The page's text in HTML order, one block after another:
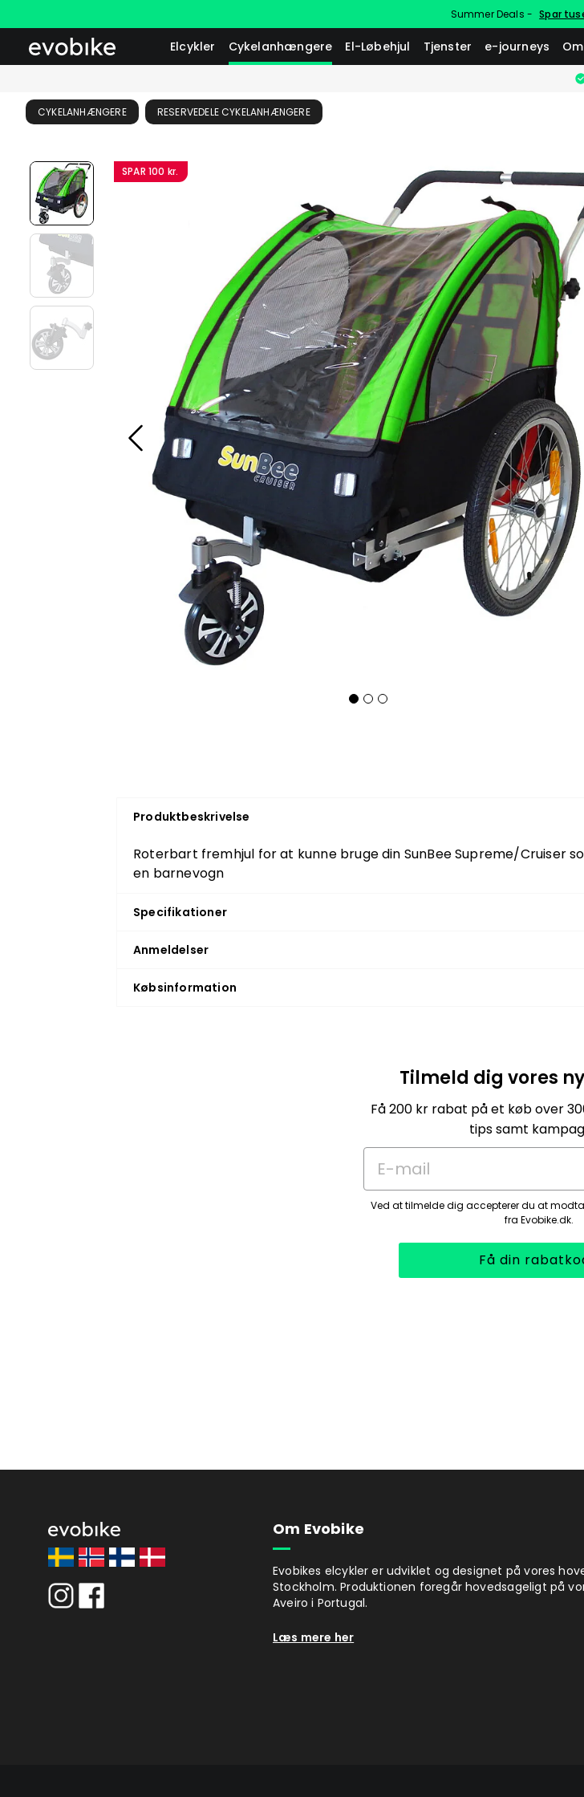
Summer Deals - Spar
Elcykler Cykelanhængere El-Løbehjul Tjenster e-journeys
CYKELANHÆNGERE RESERVEDELE CYKELANHÆNGERE
SPAR 100 kr.
Produktbeskrivelse
Roterbart fremhjul for at kunne bruge din SunBee Supreme/Cruiser
en barnevogn
Specifikationer
Anmeldelser
Købsinformation
Tilmeld dig vores
Få 200 kr rabat på et køb over
tips samt
E-mail
Ved at tilmelde dig accepterer du at
fra Evobike.dk.
Få din
Om Evobike
Evobikes elcykler er udviklet og designet på vores
Stockholm. Produktionen foregår hovedsageligt på
Aveiro i Portugal.
Læs mere her